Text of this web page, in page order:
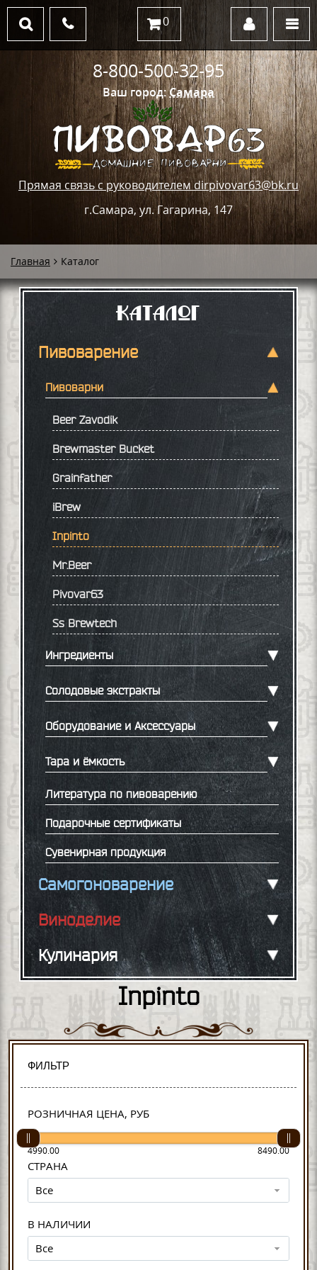
Ваш город:Самара
Прямая связь с руководителем dirpivovar63@bk.ru
г.Самара, ул. Гагарина, 147
8-800-500-32-95
0
Главная Каталог
Каталог
Пивоварение
Пивоварни
Beer Zavodik
Brewmaster Bucket
Grainfather
iBrew
Inpinto
Mr.Beer
Pivovar63
Ss Brewtech
Ингредиенты
Солодовые экстракты
Оборудование и Аксессуары
Тара и ёмкость
Литература по пивоварению
Подарочные сертификаты
Сувенирная продукция
Самогоноварение
Виноделие
Кулинария
Inpinto
ФИЛЬТР
РОЗНИЧНАЯ ЦЕНА, РУБ
4990.00 8490.00
СТРАНА
Все
В НАЛИЧИИ
Все